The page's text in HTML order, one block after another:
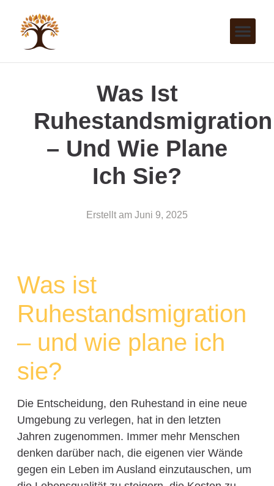
Was Ist
Ruhestandsmigration
– Und Wie Plane
Ich Sie?
Erstellt am Juni 9, 2025
Was ist
Ruhestandsmigration
– und wie plane ich
sie?
Die Entscheidung, den Ruhestand in eine neue
Umgebung zu verlegen, hat in den letzten
Jahren zugenommen. Immer mehr Menschen
denken darüber nach, die eigenen vier Wände
gegen ein Leben im Ausland einzutauschen, um